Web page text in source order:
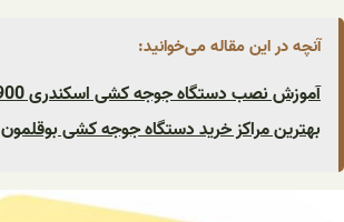
آنچه در این مقاله می‌خوانید:
آموزش نصب دستگاه جوجه کشی اسکندری JDR 900
بهترین مراکز خرید دستگاه جوجه کشی بوقلمون